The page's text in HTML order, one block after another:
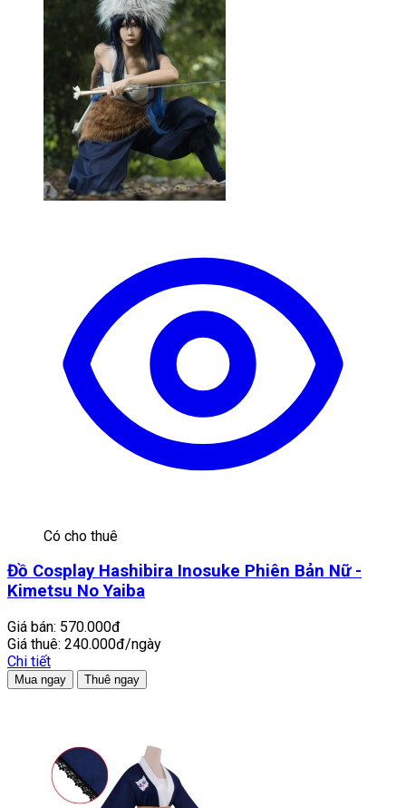
Có cho thuê
Đồ Cosplay Hashibira Inosuke Phiên Bản Nữ -
Kimetsu No Yaiba
Giá bán: 570.000đ
Giá thuê: 240.000đ/ngày
Chi tiết
Mua ngay Thuê ngay